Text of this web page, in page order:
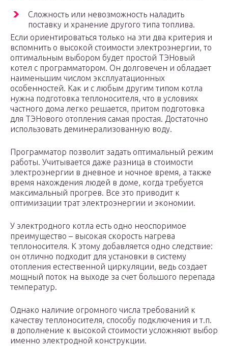
Сложность или невозможность наладить
поставку и хранение другого типа топлива.
Если ориентироваться только на эти два критерия и
вспомнить о высокой стоимости электроэнергии, то
оптимальным выбором будет простой ТЭНовый
котел с программатором. Он долговечен и обладает
наименьшим числом эксплуатационных
особенностей. Как и с любым другим типом котла
нужна подготовка теплоносителя, что в условиях
частного дома легко решается, притом подготовка
для ТЭНового отопления самая простая. Достаточно
использовать деминерализованную воду.
Программатор позволит задать оптимальный режим
работы. Учитывается даже разница в стоимости
электроэнергии в дневное и ночное время, а также
время нахождения людей в доме, когда требуется
максимальный прогрев. Все это приводит к
оптимизации трат электроэнергии и экономии.
У электродного котла есть одно неоспоримое
преимущество – высокая скорость нагрева
теплоносителя. К этому добавляется одно следствие:
он отлично подходит для установки в систему
отопления естественной циркуляции, ведь создает
мощный поток на выходе за счет большого перепада
температур.
Однако наличие огромного числа требований к
качеству теплоносителя, способу подключения и т.п.
в дополнение к высокой стоимости усложняют выбор
именно электродной конструкции.